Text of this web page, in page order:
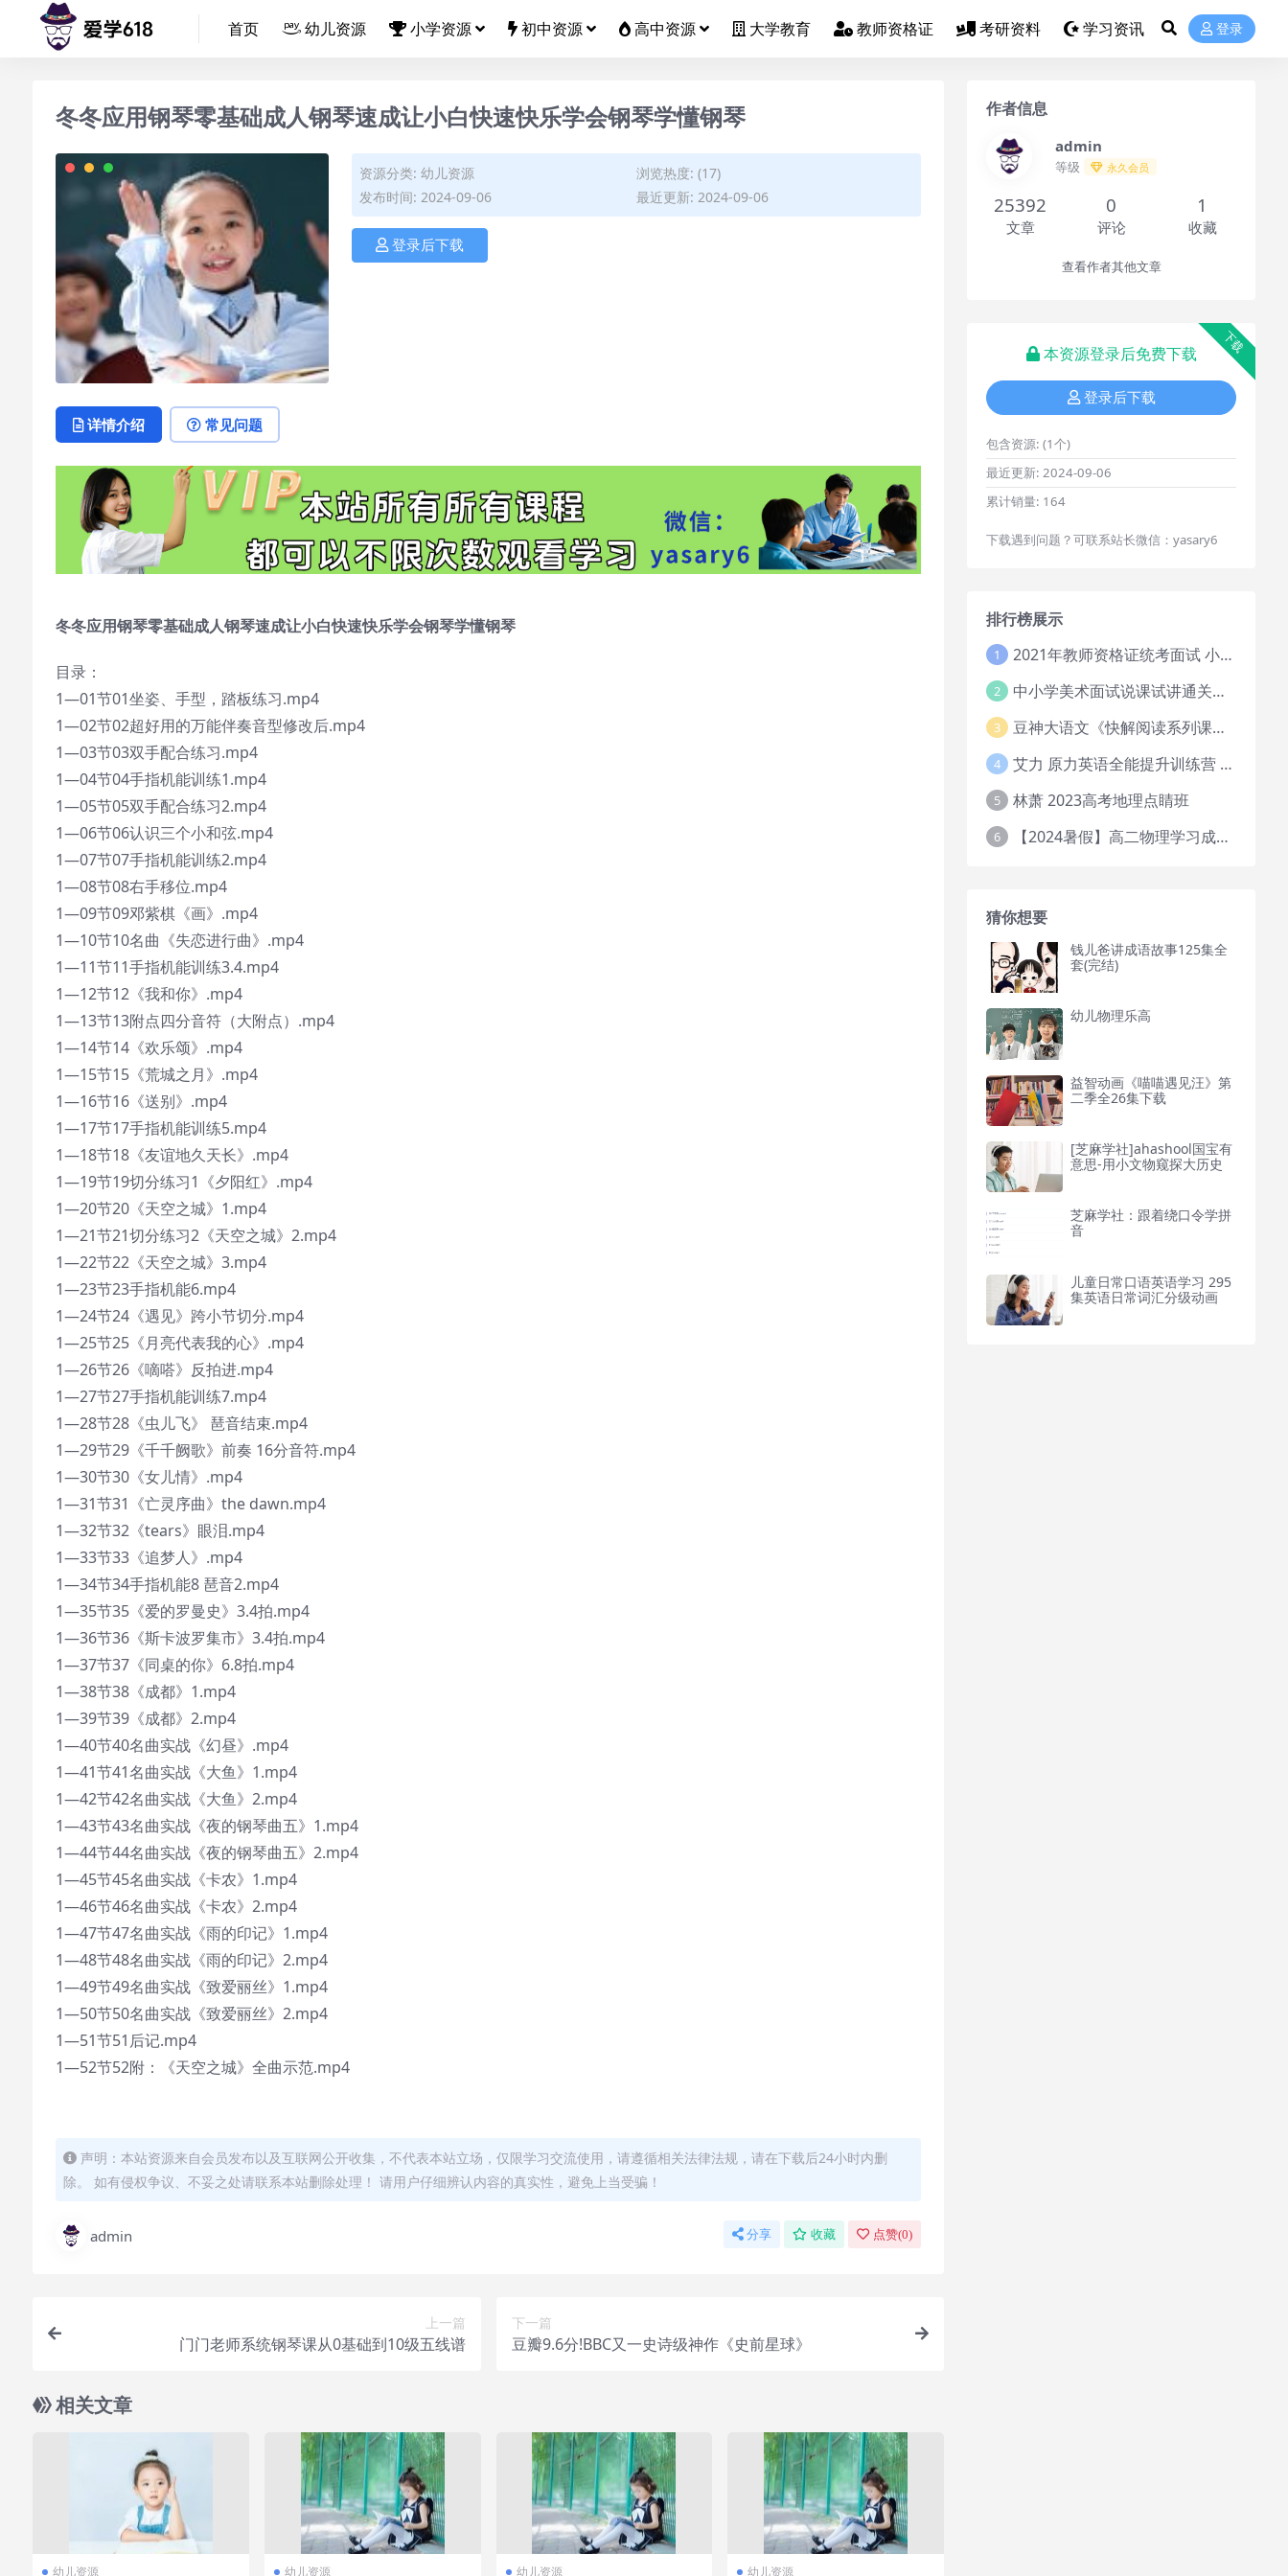
首页 幼儿资源 小学资源 初中资源 高中资源 大学教育 教师资格证 考研资料 学习资讯 登录
冬冬应用钢琴零基础成人钢琴速成让小白快速快乐学会钢琴学懂钢琴
资源分类: 幼儿资源
浏览热度: (17)
发布时间: 2024-09-06
最近更新: 2024-09-06
登录后下载
详情介绍 常见问题
冬冬应用钢琴零基础成人钢琴速成让小白快速快乐学会钢琴学懂钢琴
目录：
1—01节01坐姿、手型，踏板练习.mp4
1—02节02超好用的万能伴奏音型修改后.mp4
1—03节03双手配合练习.mp4
1—04节04手指机能训练1.mp4
1—05节05双手配合练习2.mp4
1—06节06认识三个小和弦.mp4
1—07节07手指机能训练2.mp4
1—08节08右手移位.mp4
1—09节09邓紫棋《画》.mp4
1—10节10名曲《失恋进行曲》.mp4
1—11节11手指机能训练3.4.mp4
1—12节12《我和你》.mp4
1—13节13附点四分音符（大附点）.mp4
1—14节14《欢乐颂》.mp4
1—15节15《荒城之月》.mp4
1—16节16《送别》.mp4
1—17节17手指机能训练5.mp4
1—18节18《友谊地久天长》.mp4
1—19节19切分练习1《夕阳红》.mp4
1—20节20《天空之城》1.mp4
1—21节21切分练习2《天空之城》2.mp4
1—22节22《天空之城》3.mp4
1—23节23手指机能6.mp4
1—24节24《遇见》跨小节切分.mp4
1—25节25《月亮代表我的心》.mp4
1—26节26《嘀嗒》反拍进.mp4
1—27节27手指机能训练7.mp4
1—28节28《虫儿飞》 琶音结束.mp4
1—29节29《千千阙歌》前奏 16分音符.mp4
1—30节30《女儿情》.mp4
1—31节31《亡灵序曲》the dawn.mp4
1—32节32《tears》眼泪.mp4
1—33节33《追梦人》.mp4
1—34节34手指机能8 琶音2.mp4
1—35节35《爱的罗曼史》3.4拍.mp4
1—36节36《斯卡波罗集市》3.4拍.mp4
1—37节37《同桌的你》6.8拍.mp4
1—38节38《成都》1.mp4
1—39节39《成都》2.mp4
1—40节40名曲实战《幻昼》.mp4
1—41节41名曲实战《大鱼》1.mp4
1—42节42名曲实战《大鱼》2.mp4
1—43节43名曲实战《夜的钢琴曲五》1.mp4
1—44节44名曲实战《夜的钢琴曲五》2.mp4
1—45节45名曲实战《卡农》1.mp4
1—46节46名曲实战《卡农》2.mp4
1—47节47名曲实战《雨的印记》1.mp4
1—48节48名曲实战《雨的印记》2.mp4
1—49节49名曲实战《致爱丽丝》1.mp4
1—50节50名曲实战《致爱丽丝》2.mp4
1—51节51后记.mp4
1—52节52附：《天空之城》全曲示范.mp4
声明：本站资源来自会员发布以及互联网公开收集，不代表本站立场，仅限学习交流使用，请遵循相关法律法规，请在下载后24小时内删
除。 如有侵权争议、不妥之处请联系本站删除处理！ 请用户仔细辨认内容的真实性，避免上当受骗！
admin 分享 收藏 点赞(0)
上一篇
门门老师系统钢琴课从0基础到10级五线谱
下一篇
豆瓣9.6分!BBC又一史诗级神作《史前星球》
相关文章
幼儿资源 幼儿资源 幼儿资源 幼儿资源
作者信息
admin
等级 永久会员
25392
文章
0
评论
1
收藏
查看作者其他文章
下载
本资源登录后免费下载
登录后下载
包含资源: (1个)
最近更新: 2024-09-06
累计销量: 164
下载遇到问题？可联系站长微信：yasary6
排行榜展示
1 2021年教师资格证统考面试 小学教资资料试讲+答辩
2 中小学美术面试说课试讲通关班14讲（辅助资料第一套）
3 豆神大语文《快解阅读系列课教程完整》
4 艾力 原力英语全能提升训练营 151G网课大合集
5 林萧 2023高考地理点睛班
6 【2024暑假】高二物理学习成长与规划系统1期
猜你想要
钱儿爸讲成语故事125集全
套(完结)
幼儿物理乐高
益智动画《喵喵遇见汪》第
二季全26集下载
[芝麻学社]ahashool国宝有
意思-用小文物窥探大历史
芝麻学社：跟着绕口令学拼
音
儿童日常口语英语学习 295
集英语日常词汇分级动画